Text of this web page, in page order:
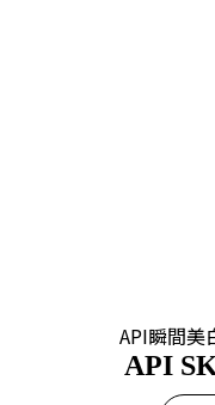
API瞬間美
API